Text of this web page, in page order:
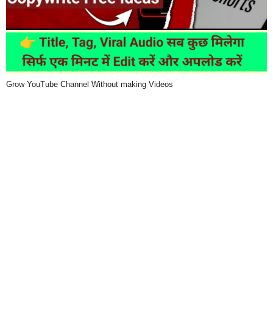
Grow YouTube Channel Without making Videos